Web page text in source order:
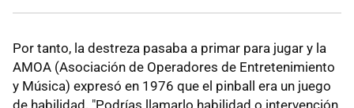
Por tanto, la destreza pasaba a primar para jugar y la
AMOA (Asociación de Operadores de Entretenimiento
y Música) expresó en 1976 que el pinball era un juego
de habilidad. "Podrías llamarlo habilidad o intervención